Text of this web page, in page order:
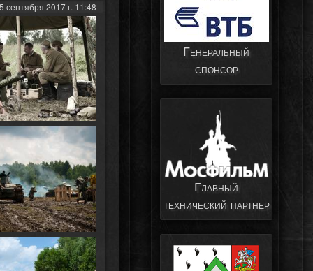
сентября 2017 г. 11:48
Генеральный
спонсор
Главный
технический партнер